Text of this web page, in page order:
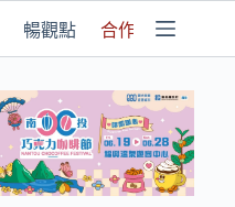
暢觀點 合作媒體